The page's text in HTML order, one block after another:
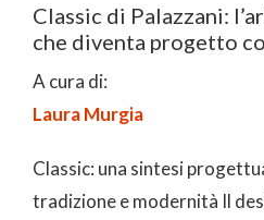
Classic di Palazzani:
che diventa progetto
A cura di:
Laura Murgia
Classic: una sintesi
tradizione e modernità Il